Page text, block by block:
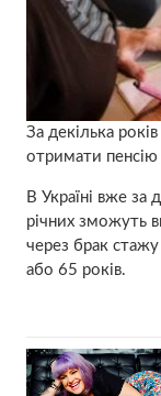
За декілька
отримати пенсію
В Україні вже за
річних зможуть
через брак
або 65 років.